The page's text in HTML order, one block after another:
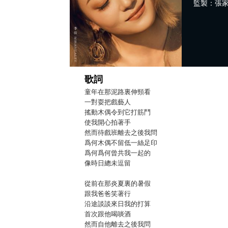
監製：張
歌詞
童年在那泥路裏伸頸看
一對耍把戲藝人
搖動木偶令到它打筋鬥
使我開心拍著手
然而待戲班離去之後我問
爲何木偶不留低一絲足印
爲何爲何曾共我一起的
像時日總未逗留
從前在那炎夏裏的暑假
跟我爸爸笑著行
沿途談談來日我的打算
首次跟他喝啖酒
然而自他離去之後我問